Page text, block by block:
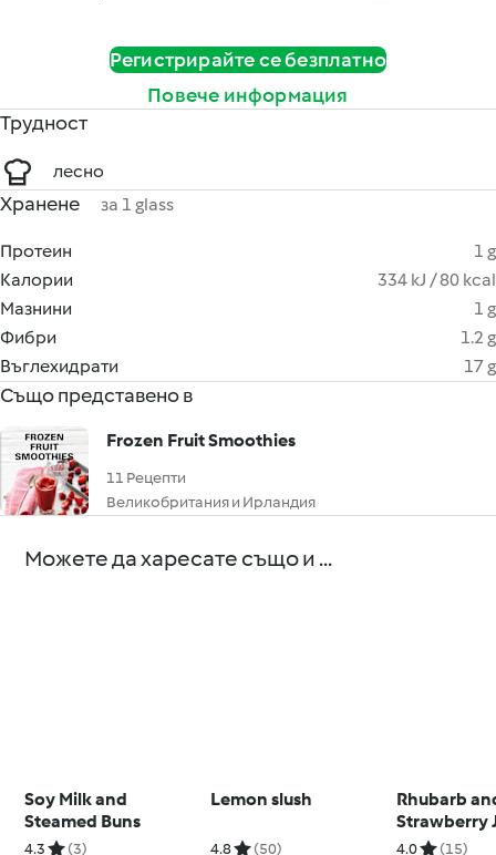
Регистрирайте се безплатно
Повече информация
Трудност
лесно
Хранене за 1 glass
Протеин
1 g
Калории
334 kJ / 80 kcal
Мазнини
1 g
Фибри
1.2 g
Въглехидрати
17 g
Също представено в
Frozen Fruit Smoothies
11 Рецепти
Великобритания и Ирландия
Можете да харесате също и ...
Soy Milk and
Steamed Buns
4.3 (3)
Lemon slush
4.8 (50)
Rhubarb
Strawberry
4.0 (15)